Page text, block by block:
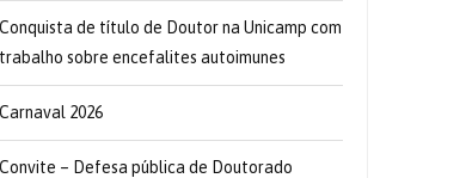
Conquista de título de Doutor na Unicamp com
trabalho sobre encefalites autoimunes
Carnaval 2026
Convite – Defesa pública de Doutorado